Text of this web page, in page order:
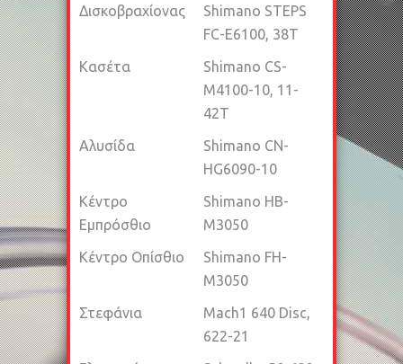
Δισκοβραχίονας
Shimano STEPS
FC-E6100, 38T
Κασέτα
Shimano CS-
M4100-10, 11-
42T
Αλυσίδα
Shimano CN-
HG6090-10
Κέντρο
Εμπρόσθιο
Shimano HB-
M3050
Κέντρο Οπίσθιο
Shimano FH-
M3050
Στεφάνια
Mach1 640 Disc,
622-21